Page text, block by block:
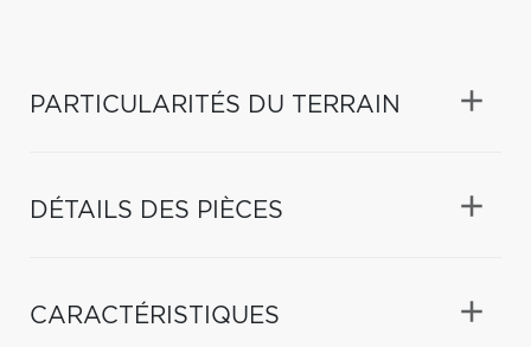
PARTICULARITÉS DU TERRAIN
DÉTAILS DES PIÈCES
CARACTÉRISTIQUES